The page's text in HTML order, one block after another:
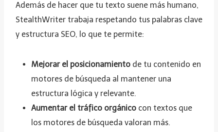
Además de hacer que tu texto suene más humano,
StealthWriter trabaja respetando tus palabras clave
y estructura SEO, lo que te permite:
Mejorar el posicionamiento de tu contenido en
motores de búsqueda al mantener una
estructura lógica y relevante.
Aumentar el tráfico orgánico con textos que
los motores de búsqueda valoran más.